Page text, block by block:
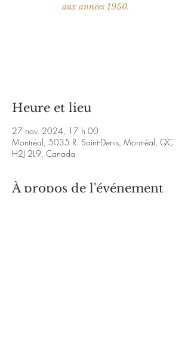
Heure et lieu
27 nov. 2024, 17 h 00
Montréal, 5035 R. Saint-Denis, Montréal, QC
H2J 2L9, Canada
À propos de l'événement